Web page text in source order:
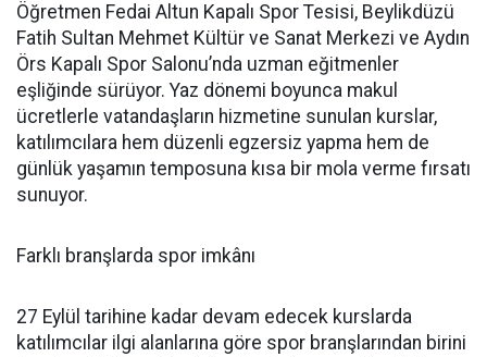
Öğretmen Fedai Altun Kapalı Spor Tesisi, Beylikdüzü
Fatih Sultan Mehmet Kültür ve Sanat Merkezi ve Aydın
Örs Kapalı Spor Salonu’nda uzman eğitmenler
eşliğinde sürüyor. Yaz dönemi boyunca makul
ücretlerle vatandaşların hizmetine sunulan kurslar,
katılımcılara hem düzenli egzersiz yapma hem de
günlük yaşamın temposuna kısa bir mola verme fırsatı
sunuyor.
Farklı branşlarda spor imkânı
27 Eylül tarihine kadar devam edecek kurslarda
katılımcılar ilgi alanlarına göre spor branşlarından birini